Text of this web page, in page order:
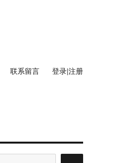
联系留言 登录|注册